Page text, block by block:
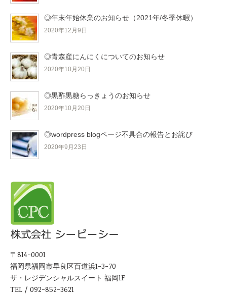
◎年末年始休業のお知らせ（2021年/冬季休暇）
2020年12月9日
◎青森産にんにくについてのお知らせ
2020年10月20日
◎黒酢黒糖らっきょうのお知らせ
2020年10月20日
◎wordpress blogページ不具合の報告とお詫び
2020年9月23日
〒814-0001
福岡県福岡市早良区百道浜1-3-70
ザ・レジデンシャルスイート 福岡1F
TEL / 092-852-3621